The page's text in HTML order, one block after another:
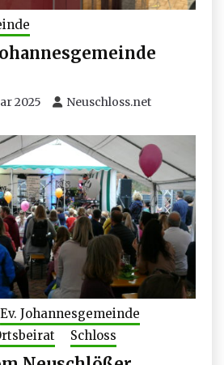
2025 Neuschloss.net
Ev. Johannesgemeinde
Schloss